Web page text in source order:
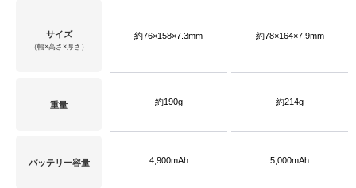
サイズ
（幅×高さ×厚さ）
約76×158×7.3mm 約78×164×7.9mm
重量 約190g 約214g
バッテリー容量 4,900mAh 5,000mAh